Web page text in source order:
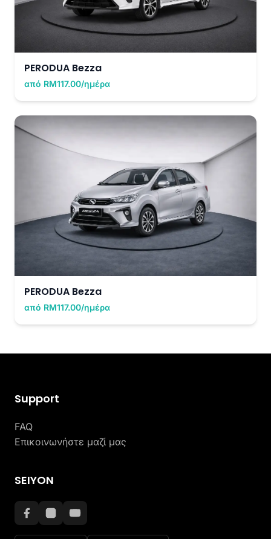
PERODUA Bezza
από RM117.00/ημέρα
PERODUA Bezza
από RM117.00/ημέρα
SEIYON
Support
FAQ
Επικοινωνήστε μαζί μας